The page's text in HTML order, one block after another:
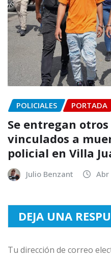
POLICIALES PORTADA
Se entregan
vinculados a
policial en Villa
Julio Benzant Abr
DEJA UNA
Tu dirección de correo